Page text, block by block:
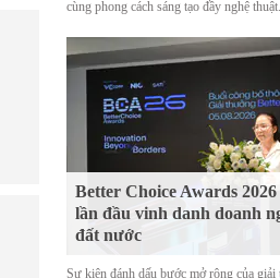
cùng phong cách sáng tạo đầy nghệ thuật.
Better Choice Awards
lần đầu vinh danh doanh
đất nước
Sự kiện đánh dấu bước mở rộng của